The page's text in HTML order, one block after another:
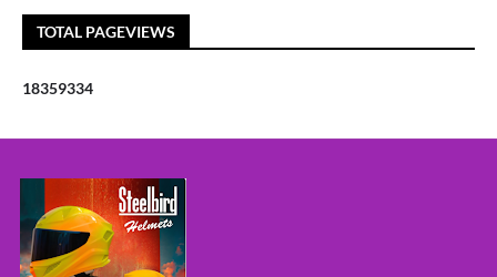
TOTAL PAGEVIEWS
18359334